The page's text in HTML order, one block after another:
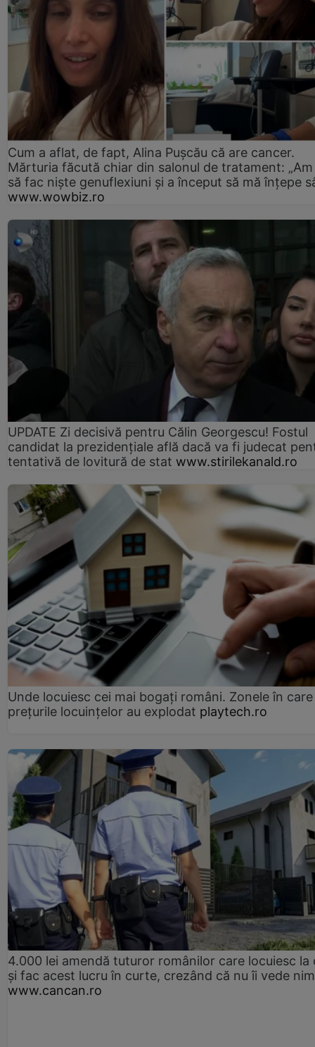
Cum a aflat, de fapt, Alina Pușcău că are cancer.
Mărturia făcută chiar din salonul de tratament:
să fac niște genuflexiuni și a început să mă înțepe
www.wowbiz.ro
UPDATE Zi decisivă pentru Călin Georgescu! Fostul
candidat la prezidențiale află dacă va fi judecat
tentativă de lovitură de stat www.stirilekanald.ro
Unde locuiesc cei mai bogați români. Zonele în care
prețurile locuințelor au explodat playtech.ro
4.000 lei amendă tuturor românilor care locuiesc la
și fac acest lucru în curte, crezând că nu îi vede
www.cancan.ro